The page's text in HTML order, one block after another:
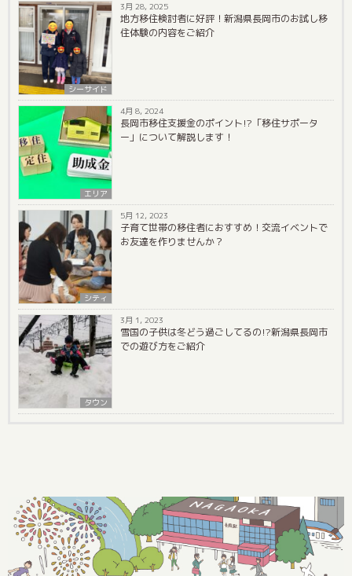
シーサイド
3月 28, 2025
地方移住検討者に好評！新潟県長岡市のお試し移
住体験の内容をご紹介
エリア
4月 8, 2024
長岡市移住支援金のポイント!?「移住サポータ
ー」について解説します！
シティ
5月 12, 2023
子育て世帯の移住者におすすめ！交流イベントで
お友達を作りませんか？
タウン
3月 1, 2023
雪国の子供は冬どう過ごしてるの!?新潟県長岡市
での遊び方をご紹介